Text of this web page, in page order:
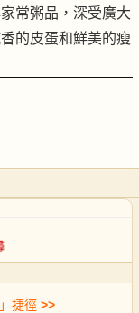
常粥品，深受廣大
的皮蛋和鮮美的瘦
捷徑 >>